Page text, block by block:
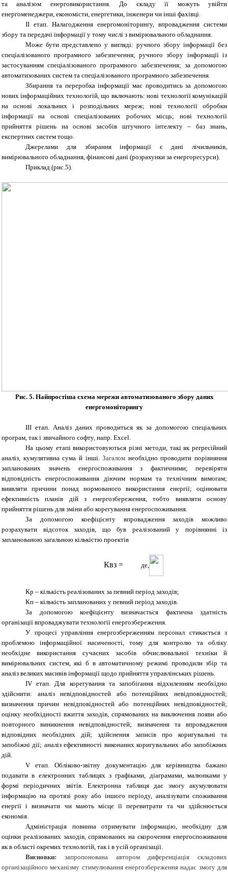
та аналізом енерговикористання. До складу її можуть увійти
енергоменеджери, економісти, енергетики, інженери чи інші фахівці.
ІІ етап. Налагодження енергомоніторингу, впровадження системи
збору та передачі інформації у тому числі з вимірювального обладнання.
Може бути представлено у вигляді: ручного збору інформації без
спеціалізованого програмного забезпечення; ручного збору інформації із
застосуванням спеціалізованого програмного забезпечення; за допомогою
автоматизованих систем та спеціалізованого програмного забезпечення.
Збирання та переробка інформації має проводитись за допомогою
нових інформаційних технологій, що включають: нові технології комунікацій
на основі локальних і розподільних мереж; нові технології обробки
інформації на основі спеціалізованих робочих місць; нові технології
прийняття рішень на основі засобів штучного інтелекту – баз знань,
експертних систем тощо.
Джерелами для збирання інформації є дані лічильників,
вимірювального обладнання, фінансові дані (розрахунки за енергоресурси).
Приклад (рис.5).
Рис. 5. Найпростіша схема мережи автоматизованого збору даних
енергомоніторингу
ІІІ етап. Аналіз даних проводиться як за допомогою спеціальних
програм, так і звичайного софту, напр. Excel.
На цьому етапі використовуються різні методи, такі як регресійний
аналіз, кумулятивна сума й інші.Загалом необхідно проводити порівняння
запланованих значень енергоспоживання з фактичними; перевіряти
відповідність енергоспоживання діючим нормам та технічним вимогам;
виявляти причини понад нормованого використання енергії; оцінювати
ефективність планів дій з енергозбереження, тобто виявляти основу
прийняття рішень для зміни або корегування енергоспоживання.
За допомогою коефіцієнту впровадження заходів можливо
розрахувати відсоток заходів, що був реалізований у порівнянні із
запланованою загальною кількістю проектів
Квз = де,
Кр – кількість реалізованих за певний період заходів;
Кп – кількість запланованих у певний період заходів.
За допомогою коефіцієнту визначається фактична здатність
організації впроваджувати технології енергозбереження.
У процесі управління енергозбереженням персонал стикається з
проблемою інформаційної насиченості, тому для контролю та обліку
необхідне використання сучасних засобів обчислювальної техніки й
вимірювальних систем, які б в автоматичному режимі проводили збір та
аналіз великих масивів інформації щодо прийняття управлінських рішень.
ІV етап. Для корегування та запобігання відхиленням необхідно
здійснити: аналіз невідповідностей або потенційних невідповідностей;
визначення причин невідповідностей або потенційних невідповідностей;
оцінку необхідності вжиття заходів, спрямованих на виключення появи або
повторного виникнення невідповідностей; визначення та впровадження
відповідних необхідних дій; здійснення записів про коригувальні та
запобіжні дії; аналіз ефективності виконаних коригувальних або запобіжних
дій.
V етап. Обліково-звітну документацію для керівництва бажано
подавати в електронних таблицях з графіками, діаграмами, малюнками у
формі періодичних звітів. Електронна таблиця дає змогу акумулювати
інформацію на протязі року або іншого періоду, аналізувати споживання
енергії і визначати чи мають місце її перевитрати та чи здійснюється
економія.
Адміністрація повинна отримувати інформацію, необхідну для
оцінки реалізованих заходів, спрямованих на скорочення енергоспоживання
як в області окремих технологій, так і в усій організації.
Висновки: запропонована автором диференціація складових
організаційного механізму стимулювання енергозбереження надає змогу для